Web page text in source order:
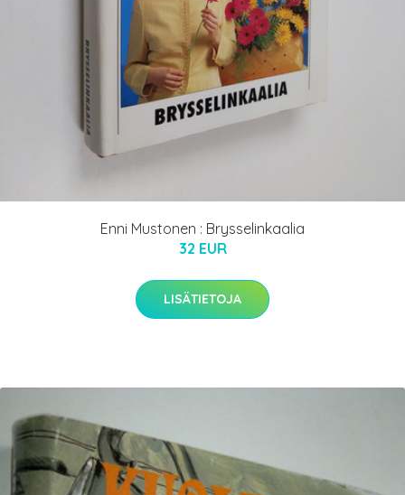
Enni Mustonen : Brysselinkaalia
32 EUR
LISÄTIETOJA